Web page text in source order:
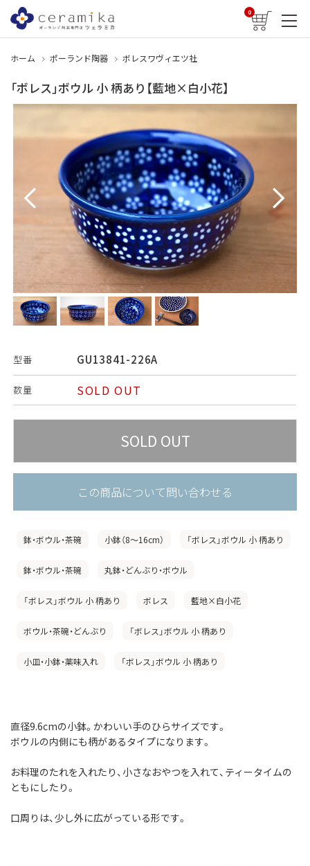
0
ホーム ポーランド陶器 ボレスワヴィエツ社
「ボレス」ボウル 小 柄あり【藍地×白小花】
型番 GU13841-226A
数量 SOLD OUT
この商品について問い合わせる
鉢・ボウル・茶碗 小鉢（8〜16cm） 「ボレス」ボウル 小 柄あり
鉢・ボウル・茶碗 丸鉢・どんぶり・ボウル
「ボレス」ボウル 小 柄あり ボレス 藍地×白小花
ボウル・茶碗・どんぶり 「ボレス」ボウル 小 柄あり
小皿・小鉢・薬味入れ 「ボレス」ボウル 小 柄あり
直径9.6cmの小鉢。かわいい手のひらサイズです。
ボウルの内側にも柄があるタイプになります。
お料理のたれを入れたり、小さなおやつを入れて、ティータイムの
ともにしたり。
口周りは、少し外に広がっている形です。